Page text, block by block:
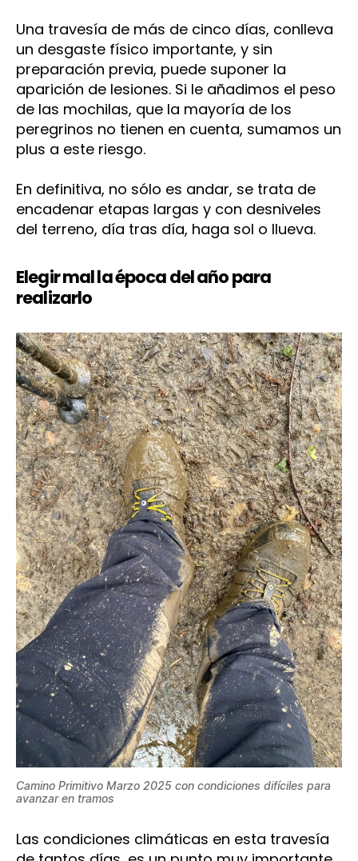
Una travesía de más de cinco días, conlleva
un desgaste físico importante, y sin
preparación previa, puede suponer la
aparición de lesiones. Si le añadimos el peso
de las mochilas, que la mayoría de los
peregrinos no tienen en cuenta, sumamos un
plus a este riesgo.
En definitiva, no sólo es andar, se trata de
encadenar etapas largas y con desniveles
del terreno, día tras día, haga sol o llueva.
Elegir mal la época del año para
realizarlo
Camino Primitivo Marzo 2025 con condiciones difíciles para
avanzar en tramos
Las condiciones climáticas en esta travesía